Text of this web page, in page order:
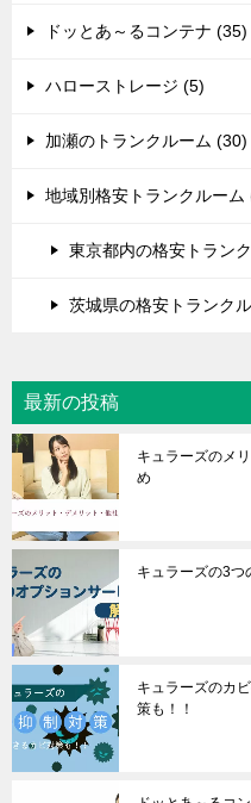
ドッとあ～るコンテナ (35)
ハローストレージ (5)
加瀬のトランクルーム (30)
地域別格安トランクルーム
東京都内の格安トラン
茨城県の格安トランク
最新の投稿
キュラーズのメ
め
キュラーズの3つ
キュラーズのカ
策も！！